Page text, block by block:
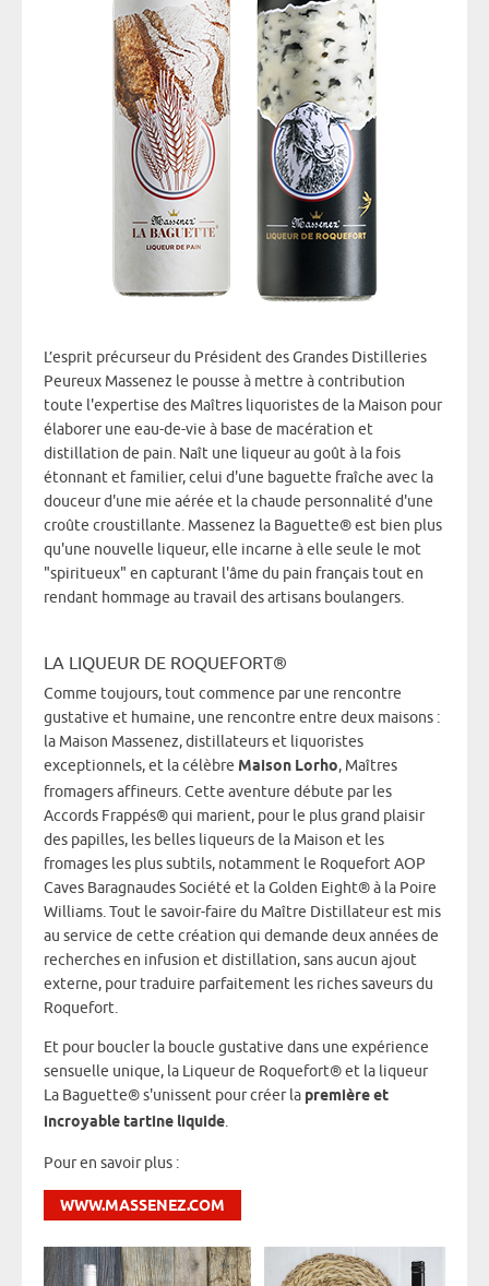
L’esprit précurseur du Président des Grandes Distilleries
Peureux Massenez le pousse à mettre à contribution
toute l'expertise des Maîtres liquoristes de la Maison pour
élaborer une eau-de-vie à base de macération et
distillation de pain. Naît une liqueur au goût à la fois
étonnant et familier, celui d'une baguette fraîche avec la
douceur d'une mie aérée et la chaude personnalité d'une
croûte croustillante. Massenez la Baguette® est bien plus
qu'une nouvelle liqueur, elle incarne à elle seule le mot
"spiritueux" en capturant l'âme du pain français tout en
rendant hommage au travail des artisans boulangers.
LA LIQUEUR DE ROQUEFORT®
Comme toujours, tout commence par une rencontre
gustative et humaine, une rencontre entre deux maisons :
la Maison Massenez, distillateurs et liquoristes
exceptionnels, et la célèbre Maison Lorho, Maîtres
fromagers affineurs. Cette aventure débute par les
Accords Frappés® qui marient, pour le plus grand plaisir
des papilles, les belles liqueurs de la Maison et les
fromages les plus subtils, notamment le Roquefort AOP
Caves Baragnaudes Société et la Golden Eight® à la Poire
Williams. Tout le savoir-faire du Maître Distillateur est mis
au service de cette création qui demande deux années de
recherches en infusion et distillation, sans aucun ajout
externe, pour traduire parfaitement les riches saveurs du
Roquefort.
Et pour boucler la boucle gustative dans une expérience
sensuelle unique, la Liqueur de Roquefort® et la liqueur
La Baguette® s'unissent pour créer la première et
incroyable tartine liquide
Pour en savoir plus :
WWW.MASSENEZ.COM